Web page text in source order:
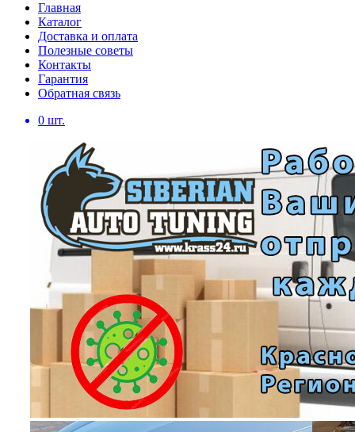
Главная
Каталог
Доставка и оплата
Полезные советы
Контакты
Гарантия
Обратная связь
0 шт.